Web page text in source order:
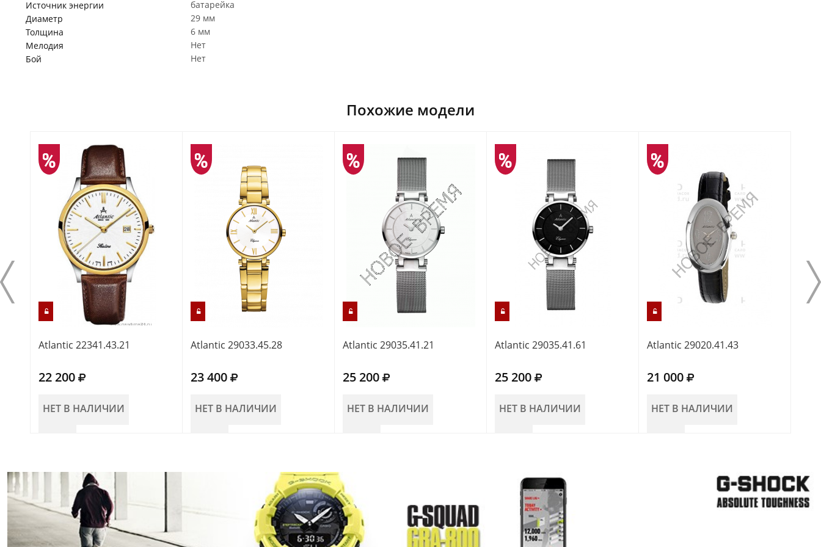
Источник энергии
батарейка
Диаметр
29 мм
Толщина
6 мм
Мелодия
Нет
Бой
Нет
Похожие модели
Atlantic 22341.43.21
22 200
НЕТ В НАЛИЧИИ
Atlantic 29033.45.28
23 400
НЕТ В НАЛИЧИИ
Atlantic 29035.41.21
25 200
НЕТ В НАЛИЧИИ
Atlantic 29035.41.61
25 200
НЕТ В НАЛИЧИИ
Atlantic 29020.41.43
21 000
НЕТ В НАЛИЧИИ